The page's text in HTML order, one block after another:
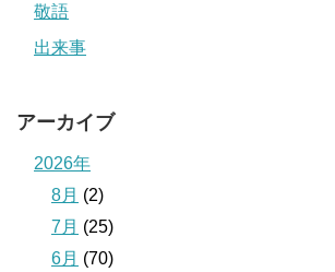
敬語
出来事
アーカイブ
2026年
8月 (2)
7月 (25)
6月 (70)